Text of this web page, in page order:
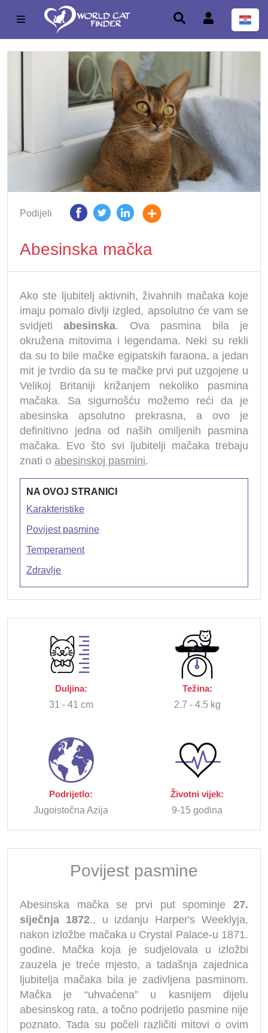
Podijeli
Abesinska mačka
Ako ste ljubitelj aktivnih, živahnih mačaka koje
imaju pomalo divlji izgled, apsolutno će vam se
svidjetiabesinska. Ova pasmina bila je
okružena mitovima i legendama. Neki su rekli
da su to bile mačke egipatskih faraona, a jedan
mit je tvrdio da su te mačke prvi put uzgojene u
Velikoj Britaniji križanjem nekoliko pasmina
mačaka. Sa sigurnošću možemo reći da je
abesinska apsolutno prekrasna, a ovo je
definitivno jedna od naših omiljenih pasmina
mačaka. Evo što svi ljubitelji mačaka trebaju
znati o abesinskoj pasmini.
NA OVOJ STRANICI
Karakteristike
Povijest pasmine
Temperament
Zdravlje
Duljina:
31 - 41 cm
Težina:
2.7 - 4.5 kg
Podrijetlo:
Jugoistočna Azija
Životni vijek:
9-15 godina
Povijest pasmine
Abesinska mačka se prvi put spominje 27.
siječnja 1872., u izdanju Harper's Weeklyja,
nakon izložbe mačaka u Crystal Palace-u 1871.
godine. Mačka koja je sudjelovala u izložbi
zauzela je treće mjesto, a tadašnja zajednica
ljubitelja mačaka bila je zadivljena pasminom.
Mačka je “uhvaćena” u kasnijem dijelu
abesinskog rata, a točno podrijetlo pasmine nije
poznato. Tada su počeli različiti mitovi o ovim